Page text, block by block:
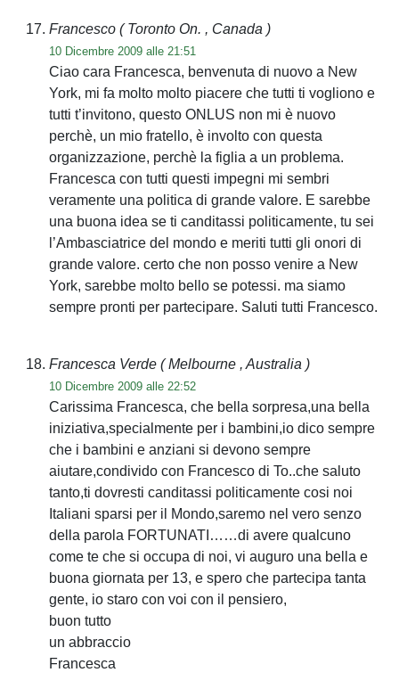
Francesco ( Toronto On. , Canada )
10 Dicembre 2009 alle 21:51
Ciao cara Francesca, benvenuta di nuovo a New
York, mi fa molto molto piacere che tutti ti vogliono e
tutti t’invitono, questo ONLUS non mi è nuovo
perchè, un mio fratello, è involto con questa
organizzazione, perchè la figlia a un problema.
Francesca con tutti questi impegni mi sembri
veramente una politica di grande valore. E sarebbe
una buona idea se ti canditassi politicamente, tu sei
l’Ambasciatrice del mondo e meriti tutti gli onori di
grande valore. certo che non posso venire a New
York, sarebbe molto bello se potessi. ma siamo
sempre pronti per partecipare. Saluti tutti Francesco.
Francesca Verde ( Melbourne , Australia )
10 Dicembre 2009 alle 22:52
Carissima Francesca, che bella sorpresa,una bella
iniziativa,specialmente per i bambini,io dico sempre
che i bambini e anziani si devono sempre
aiutare,condivido con Francesco di To..che saluto
tanto,ti dovresti canditassi politicamente cosi noi
Italiani sparsi per il Mondo,saremo nel vero senzo
della parola FORTUNATI……di avere qualcuno
come te che si occupa di noi, vi auguro una bella e
buona giornata per 13, e spero che partecipa tanta
gente, io staro con voi con il pensiero,
buon tutto
un abbraccio
Francesca